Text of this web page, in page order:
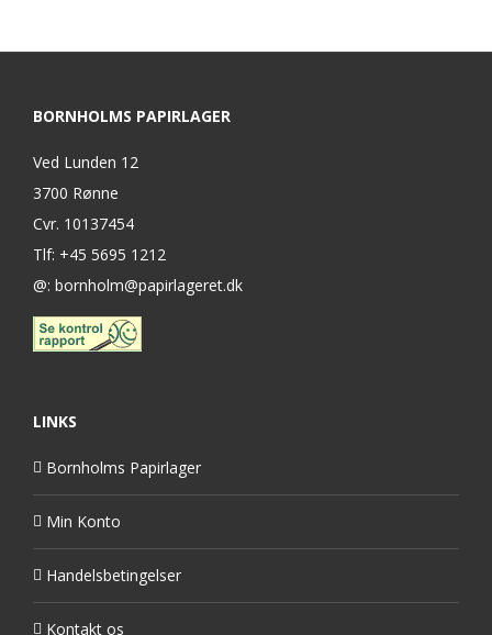
BORNHOLMS PAPIRLAGER
Ved Lunden 12
3700 Rønne
Cvr. 10137454
Tlf: +45 5695 1212
@: bornholm@papirlageret.dk
LINKS
Bornholms Papirlager
Min Konto
Handelsbetingelser
Kontakt os